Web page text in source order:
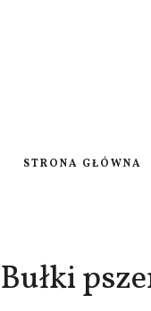
STRONA GŁÓWNA
Bułki